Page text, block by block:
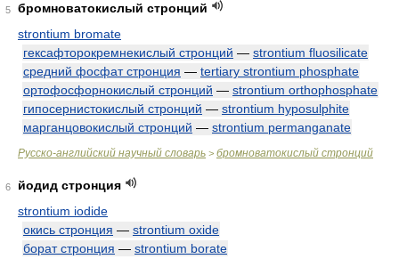
5
бромноватокислый стронций
strontium bromate
гексафторокремнекислый стронций — strontium fluosilicate
средний фосфат стронция — tertiary strontium phosphate
ортофосфорнокислый стронций — strontium orthophosphate
гипосернистокислый стронций — strontium hyposulphite
марганцовокислый стронций — strontium permanganate
Русско-английский научный словарь > бромноватокислый стронций
6
йодид стронция
strontium iodide
окись стронция — strontium oxide
борат стронция — strontium borate